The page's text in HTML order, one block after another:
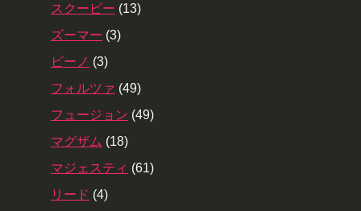
スクーピー (13)
ズーマー (3)
ビーノ (3)
フォルツァ (49)
フュージョン (49)
マグザム (18)
マジェスティ (61)
リード (4)